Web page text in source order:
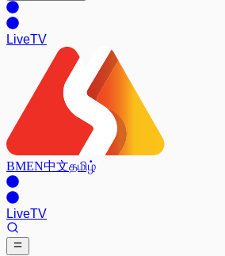
LiveTV
BMEN中文தமிழ்
LiveTV